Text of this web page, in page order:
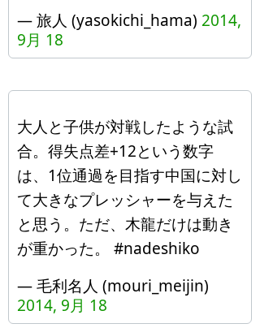
— 旅人 (yasokichi_hama) 2014,
9月 18
大人と子供が対戦したような試
合。得失点差+12という数字
は、1位通過を目指す中国に対し
て大きなプレッシャーを与えた
と思う。ただ、木龍だけは動き
が重かった。 #nadeshiko
— 毛利名人 (mouri_meijin)
2014, 9月 18